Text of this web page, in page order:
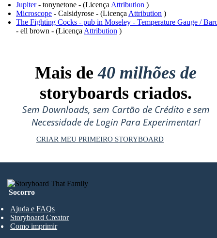
Jupiter- tonynetone - (LicençaAttribution )
Microscope - Calsidyrose - (LicençaAttribution )
The Fighting Cocks - pub in Moseley - Temperature Gauge /
- ell brown - (LicençaAttribution )
Mais de40 milhões de
storyboards criados.
Sem Downloads, sem Cartão de Crédito e sem
Necessidade de Login Para Experimentar!
CRIAR MEU PRIMEIRO STORYBOARD
Socorro
Ajuda e FAQs
Storyboard Creator
Como imprimir